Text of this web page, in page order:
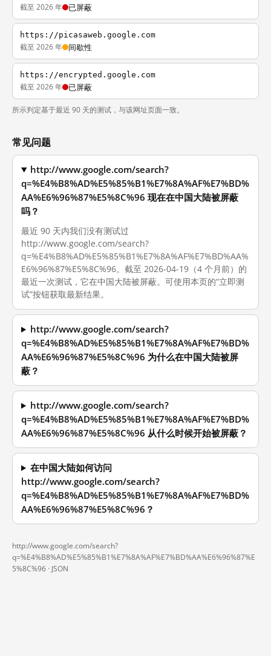
截至 2026 年 已屏蔽
https://picasaweb.google.com
截至 2026 年 间歇性
https://encrypted.google.com
截至 2026 年 已屏蔽
所示判定基于最近 90 天的测试，与该网址页面一致。
常见问题
http://www.google.com/search?
q=%E4%B8%AD%E5%85%B1%E7%8A%AF%E7%BD%
AA%E6%96%87%E5%8C%96 现在在中国大陆被屏蔽
吗？
最近 90 天内我们没有测试过
http://www.google.com/search?
q=%E4%B8%AD%E5%85%B1%E7%8A%AF%E7%BD%AA%
E6%96%87%E5%8C%96。截至 2026-04-19（4 个月前）的
最近一次测试，它在中国大陆被屏蔽。可使用本页的“立即测
试”按钮获取最新结果。
http://www.google.com/search?
q=%E4%B8%AD%E5%85%B1%E7%8A%AF%E7%BD%
AA%E6%96%87%E5%8C%96 为什么在中国大陆被屏
蔽？
http://www.google.com/search?
q=%E4%B8%AD%E5%85%B1%E7%8A%AF%E7%BD%
AA%E6%96%87%E5%8C%96 从什么时候开始被屏蔽？
在中国大陆如何访问
http://www.google.com/search?
q=%E4%B8%AD%E5%85%B1%E7%8A%AF%E7%BD%
AA%E6%96%87%E5%8C%96？
http://www.google.com/search?
q=%E4%B8%AD%E5%85%B1%E7%8A%AF%E7%BD%AA%E6%96%87%E
5%8C%96 · JSON